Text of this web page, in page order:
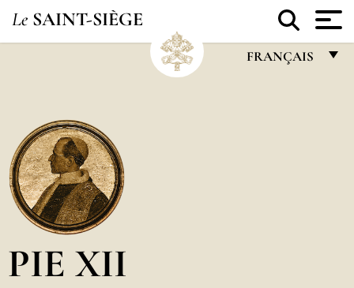
Le SAINT-SIÈGE
FRANÇAIS
PIE XII